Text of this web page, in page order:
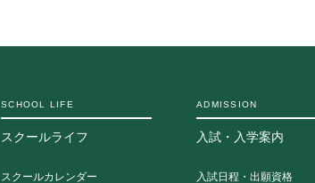
SCHOOL LIFE
スクールライフ
スクールカレンダー
ADMISSION
入試・入学案内
入試日程・出願資格